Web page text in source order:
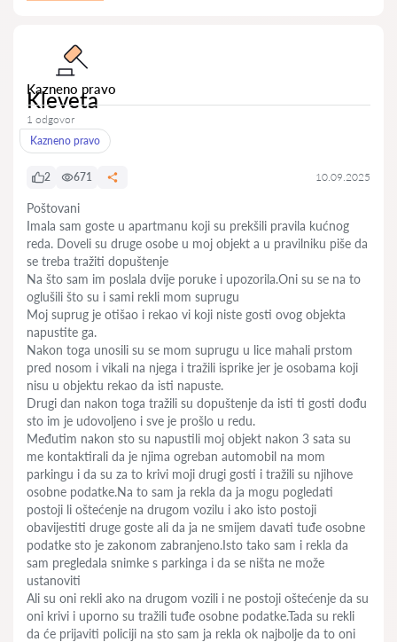
Kazneno pravo
Kleveta
1 odgovor
Kazneno pravo
2 671 10.09.2025
Poštovani
Imala sam goste u apartmanu koji su prekšili pravila kućnog
reda. Doveli su druge osobe u moj objekt a u pravilniku piše da
se treba tražiti dopuštenje
Na što sam im poslala dvije poruke i upozorila.Oni su se na to
oglušili što su i sami rekli mom suprugu
Moj suprug je otišao i rekao vi koji niste gosti ovog objekta
napustite ga.
Nakon toga unosili su se mom suprugu u lice mahali prstom
pred nosom i vikali na njega i tražili isprike jer je osobama koji
nisu u objektu rekao da isti napuste.
Drugi dan nakon toga tražili su dopuštenje da isti ti gosti dođu
sto im je udovoljeno i sve je prošlo u redu.
Međutim nakon sto su napustili moj objekt nakon 3 sata su
me kontaktirali da je njima ogreban automobil na mom
parkingu i da su za to krivi moji drugi gosti i tražili su njihove
osobne podatke.Na to sam ja rekla da ja mogu pogledati
postoji li oštećenje na drugom vozilu i ako isto postoji
obavijestiti druge goste ali da ja ne smijem davati tuđe osobne
podatke sto je zakonom zabranjeno.Isto tako sam i rekla da
sam pregledala snimke s parkinga i da se ništa ne može
ustanoviti
Ali su oni rekli ako na drugom vozili i ne postoji oštećenje da su
oni krivi i uporno su tražili tuđe osobne podatke.Tada su rekli
da će prijaviti policiji na sto sam ja rekla ok najbolje da to oni